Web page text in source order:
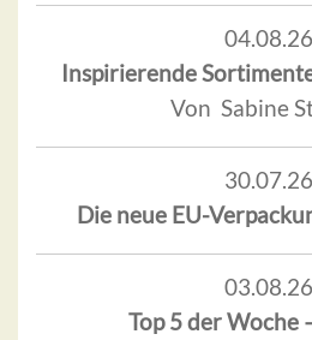
04.08.26
Inspirierende
Von Sabine
30.07.26
Die neue EU-
03.08.26
Top 5 der Woche